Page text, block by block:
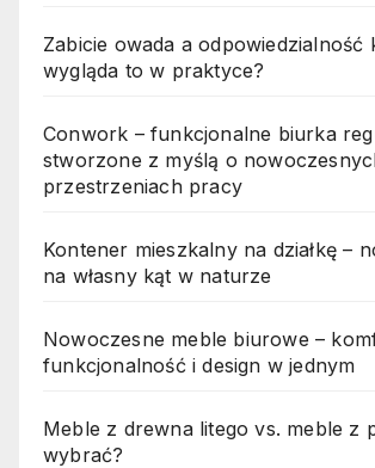
Zabicie owada a odpowiedzialność
wygląda to w praktyce?
Conwork – funkcjonalne biurka
stworzone z myślą o
przestrzeniach pracy
Kontener mieszkalny na działkę –
na własny kąt w naturze
Nowoczesne meble biurowe –
funkcjonalność i design w jednym
Meble z drewna litego vs. meble z
wybrać?